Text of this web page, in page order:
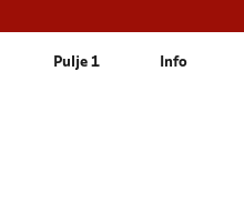
Pulje 1 Info